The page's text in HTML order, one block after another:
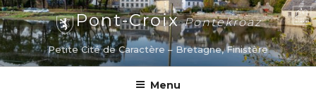
Aller
au
contenu
principal
Pont-CroixPontekroaz
Petite Cité de Caractère – Bretagne, Finistère
Menu